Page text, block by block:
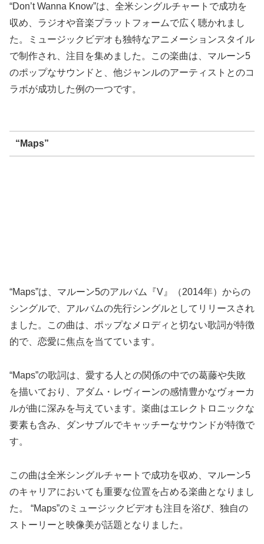
“Don’t Wanna Know”は、全米シングルチャートで成功を
収め、ラジオや音楽プラットフォームで広く聴かれまし
た。ミュージックビデオも独特なアニメーションスタイル
で制作され、注目を集めました。この楽曲は、マルーン5
のポップなサウンドと、他ジャンルのアーティストとのコ
ラボが成功した例の一つです。
“Maps”
“Maps”は、マルーン5のアルバム『V』（2014年）からの
シングルで、アルバムの先行シングルとしてリリースされ
ました。この曲は、ポップなメロディと切ない歌詞が特徴
的で、恋愛に焦点を当てています。
“Maps”の歌詞は、愛する人との関係の中での葛藤や失敗
を描いており、アダム・レヴィーンの感情豊かなヴォーカ
ルが曲に深みを与えています。楽曲はエレクトロニックな
要素も含み、ダンサブルでキャッチーなサウンドが特徴で
す。
この曲は全米シングルチャートで成功を収め、マルーン5
のキャリアにおいても重要な位置を占める楽曲となりまし
た。 “Maps”のミュージックビデオも注目を浴び、独自の
ストーリーと映像美が話題となりました。